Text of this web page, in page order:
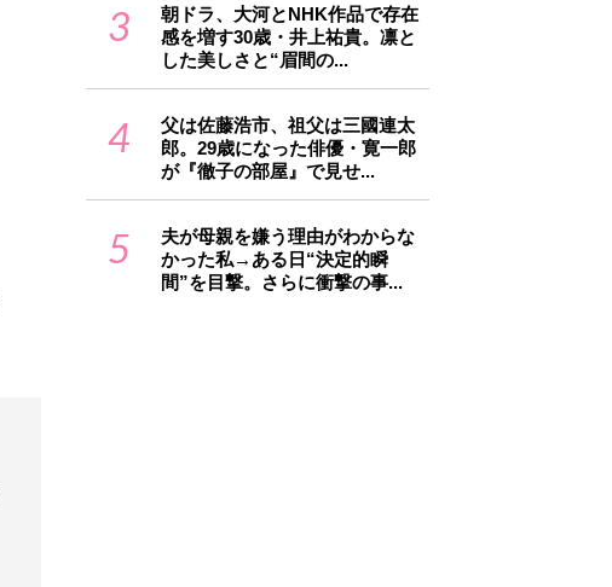
3
朝ドラ、大河とNHK作品で存在
感を増す30歳・井上祐貴。凛と
した美しさと“眉間の...
4
父は佐藤浩市、祖父は三國連太
郎。29歳になった俳優・寛一郎
が『徹子の部屋』で見せ...
5
夫が母親を嫌う理由がわからな
かった私→ある日“決定的瞬
間”を目撃。さらに衝撃の事...